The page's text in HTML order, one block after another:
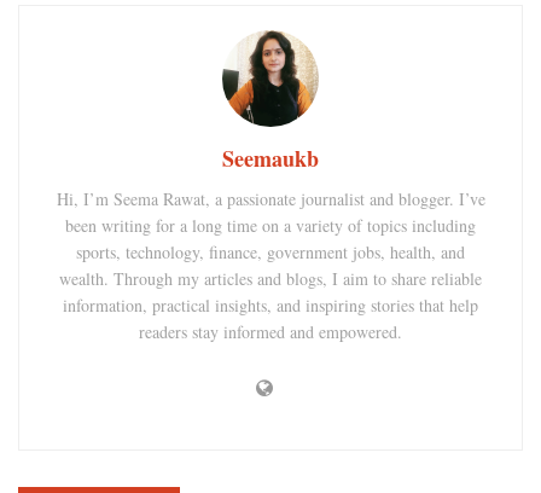
Seemaukb
Hi, I’m Seema Rawat, a passionate journalist and blogger. I’ve
been writing for a long time on a variety of topics including
sports, technology, finance, government jobs, health, and
wealth. Through my articles and blogs, I aim to share reliable
information, practical insights, and inspiring stories that help
readers stay informed and empowered.